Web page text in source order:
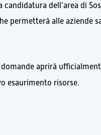
dell’area di
permetterà alle
aprirà
esaurimento risorse.